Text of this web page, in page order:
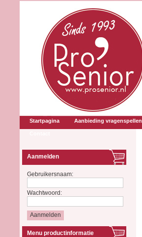
Startpagina Aanbieding vragenspellen
Aanmelden
Gebruikersnaam:
Wachtwoord:
Menu productinformatie